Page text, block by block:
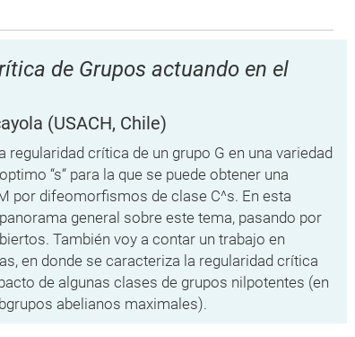
de Grupos actuando en el
(USACH, Chile)
regularidad crítica de un grupo G en una variedad
“s“ para la que se puede obtener una
por difeomorfismos de clase C^s. En esta
general sobre este tema, pasando por
También voy a contar un trabajo en
en donde se caracteriza la regularidad crítica
de algunas clases de grupos nilpotentes (en
abelianos maximales).